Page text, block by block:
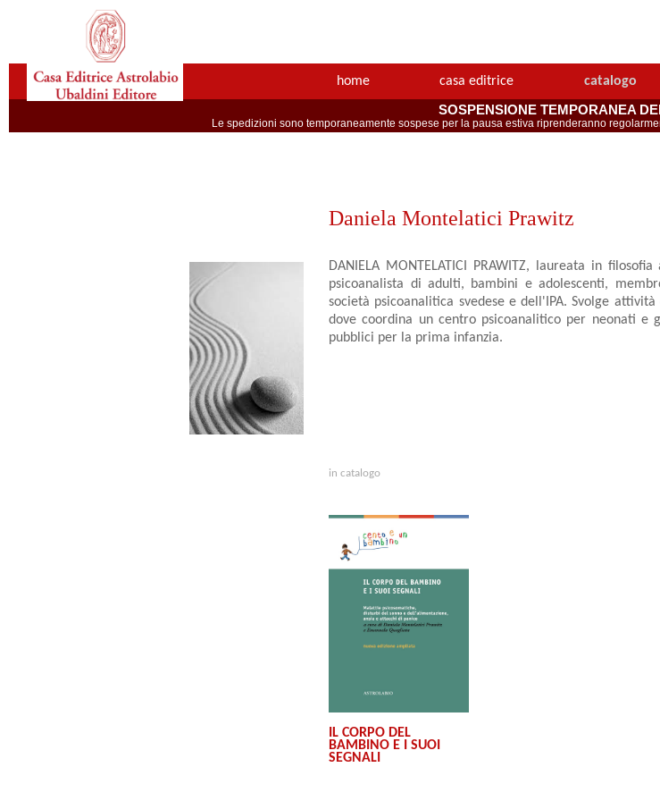
home casa editrice catalogo
SOSPENSIONE TEMPORANEA
Le spedizioni sono temporaneamente sospese per la pausa estiva riprenderanno
Daniela Montelatici Prawitz
DANIELA MONTELATICI PRAWITZ, laureata in
psicoanalista di adulti, bambini e adolescenti,
società psicoanalitica svedese e dell'IPA. Svolge
dove coordina un centro psicoanalitico per neonati e
pubblici per la prima infanzia.
in catalogo
IL CORPO DEL
BAMBINO E I SUOI
SEGNALI